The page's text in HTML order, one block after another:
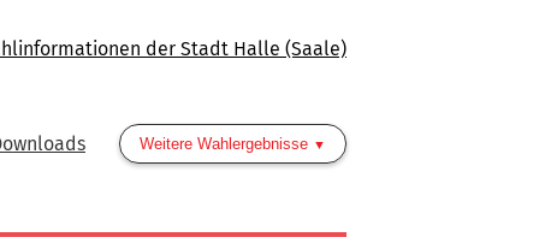
der Stadt Halle (Saale)
Weitere Wahlergebnisse